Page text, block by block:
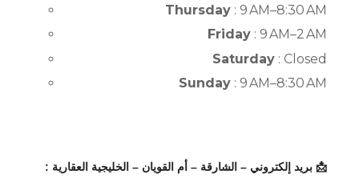
Thursday : 9 AM–8:30 AM
Friday : 9 AM–2 AM
Saturday : Closed
Sunday : 9 AM–8:30 AM
📩 بريد إلكتروني – الشارقة – أم القويان – الخليجية العقارية :